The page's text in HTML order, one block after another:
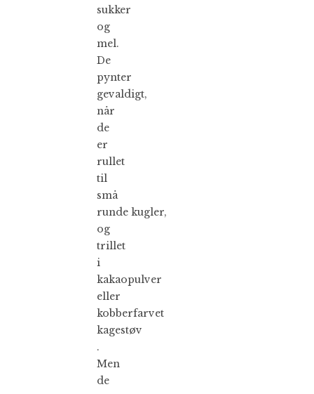
sukker
og
mel.
De
pynter
gevaldigt,
når
de
er
rullet
til
små
runde kugler,
og
trillet
i
kakaopulver
eller
kobberfarvet
kagestøv
.
Men
de